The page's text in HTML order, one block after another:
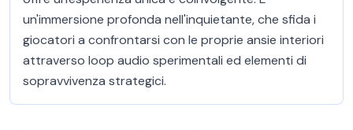
un'immersione profonda nell'inquietante, che sfida i
giocatori a confrontarsi con le proprie ansie interiori
attraverso loop audio sperimentali ed elementi di
sopravvivenza strategici.